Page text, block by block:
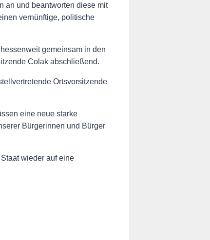
an und beantworten diese mit
vernünftige, politische
gemeinsam in den
Colak abschließend.
Ortsvorsitzende
eine neue starke
Bürgerinnen und Bürger
wieder auf eine